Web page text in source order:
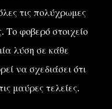
τις πολύχρωμες
Το φοβερό στοιχείο
λύση σε κάθε
να σχεδιάσει ότι
μαύρες τελείες.